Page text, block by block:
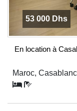
53 000 Dhs
En location à
Maroc,